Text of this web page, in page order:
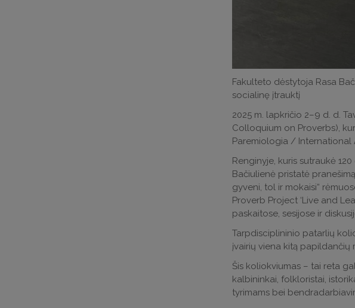
Fakulteto dėstytoja Rasa
socialinę įtrauktį
2025 m. lapkričio 2–9 d. d.
Colloquium on Proverbs),
Paremiologia / International
Renginyje, kuris sutraukė
Bačiulienė pristatė
gyveni, tol ir mokaisi“
Proverb Project ‘Live and
paskaitose, sesijose ir
Tarpdisciplininio patarlių
įvairių viena kitą papildančių
Šis koliokviumas – tai reta
kalbininkai, folkloristai,
tyrimams bei